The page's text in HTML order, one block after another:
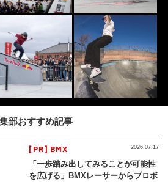
部おすすめ記事
[PR] BMX
「一歩踏み出してみることが可能性
を広げる」BMXレーサーからプロボ
2026.07.17